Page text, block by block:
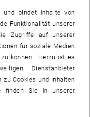
Bild
1/3 Bilder
und bindet Inhalte von
Funktionalität unserer
Zugriffe auf unserer
für soziale Medien
können. Hierzu ist es
Dienstanbieter
zu Cookies und Inhalten
finden Sie in unserer